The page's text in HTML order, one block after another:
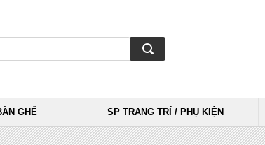
GHẾ SP TRANG TRÍ / PHỤ KIỆN